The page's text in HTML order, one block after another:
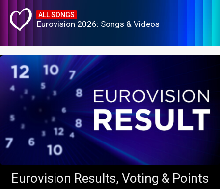
ALL SONGS
Eurovision 2026: Songs & Videos
Eurovision Results, Voting & Points